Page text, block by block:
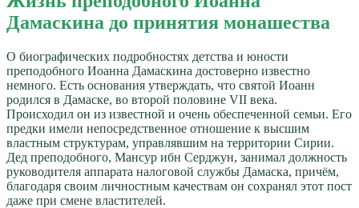
Дамаскина до принятия монашества
О биографических подробностях детства и юности
преподобного Иоанна Дамаскина достоверно известно
немного. Есть основания утверждать, что святой Иоанн
родился в Дамаске, во второй половине VII века.
Происходил он из известной и очень обеспеченной семьи. Его
предки имели непосредственное отношение к высшим
властным структурам, управлявшим на территории Сирии.
Дед преподобного, Мансур ибн Серджун, занимал должность
руководителя аппарата налоговой службы Дамаска, причём,
благодаря своим личностным качествам он сохранял этот пост
даже при смене властителей.